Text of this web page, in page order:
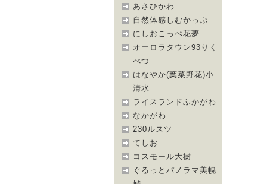
あさひかわ
自然体感しむかっぷ
にしおこっぺ花夢
オーロラタウン93りく
べつ
はなやか(葉菜野花)小
清水
ライスランドふかがわ
なかがわ
230ルスツ
てしお
コスモール大樹
ぐるっとパノラマ美幌